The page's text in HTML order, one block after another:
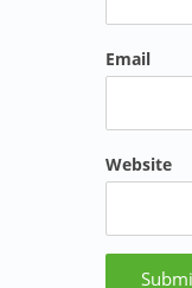
Email
Website